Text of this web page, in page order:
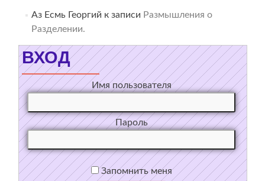
Аз Есмь Георгий к записи Размышления о
Разделении.
ВХОД
Имя пользователя
Пароль
Запомнить меня